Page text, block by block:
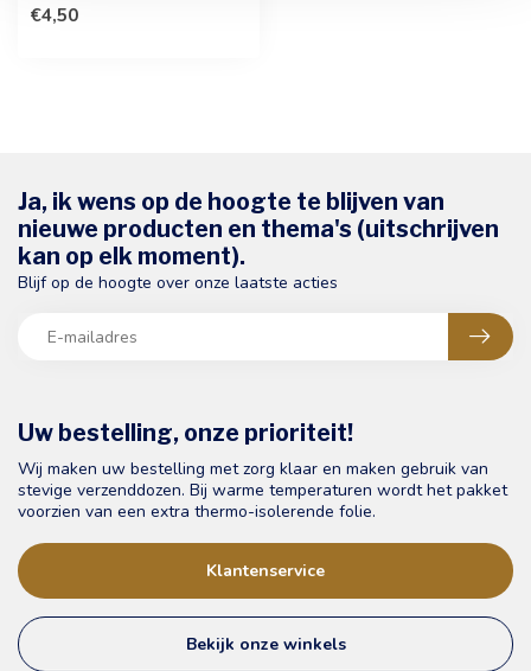
Deze hoogw...
€4,50
Uw bestelling, onze prioriteit!
Wij maken uw bestelling met zorg klaar en maken gebruik van
stevige verzenddozen. Bij warme temperaturen wordt het pakket
voorzien van een extra thermo-isolerende folie.
Klantenservice
Bekijk onze winkels
Ja, ik wens op de hoogte te blijven van
nieuwe producten en thema's (uitschrijven
kan op elk moment).
Blijf op de hoogte over onze laatste acties